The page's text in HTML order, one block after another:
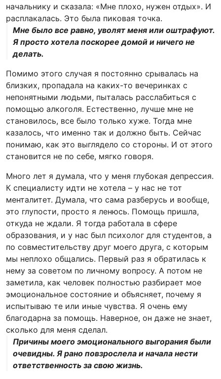
начальнику и сказала: «Мне плохо, нужен отдых». И
расплакалась. Это была пиковая точка.
Мне было все равно, уволят меня или оштрафуют.
Я просто хотела поскорее домой и ничего не
делать.
Помимо этого случая я постоянно срывалась на
близких, пропадала на каких-то вечеринках с
непонятными людьми, пыталась расслабиться с
помощью алкоголя. Естественно, лучше мне не
становилось, все было только хуже. Тогда мне
казалось, что именно так и должно быть. Сейчас
понимаю, как это выглядело со стороны. И от этого
становится не по себе, мягко говоря.
Много лет я думала, что у меня глубокая депрессия.
К специалисту идти не хотела – у нас не тот
менталитет. Думала, что сама разберусь и вообще,
это глупости, просто я ленюсь. Помощь пришла,
откуда не ждали. Я тогда работала в сфере
образования, и у нас был психолог для студентов, а
по совместительству друг моего друга, с которым
мы неплохо общались. Первый раз я обратилась к
нему за советом по личному вопросу. А потом не
заметила, как человек полностью разбирает мое
эмоциональное состояние и объясняет, почему я
испытываю те или иные чувства. Я очень ему
благодарна за помощь. Наверное, он даже не знает,
сколько для меня сделал.
Причины моего эмоционального выгорания были
очевидны. Я рано повзрослела и начала нести
ответственность за свою жизнь.